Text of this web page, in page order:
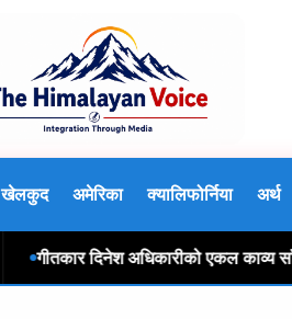
खेलकुद अमेरिका क्यालिफोर्निया अर्थ
गीतकार दिनेश अधिकारीको एकल काव्य साँझ